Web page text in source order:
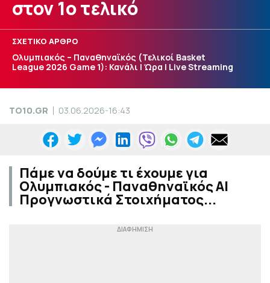
στον 1ο τελικό
ΣΧΕΤΙΚΟ ΑΡΘΡΟ
Ολυμπιακός – Παναθηναϊκός (Τελικοί Basket
League 2026 Game 1): Κανάλι | Ώρα | Live Streaming
TO10.GR 03.06.2026-16:43
Πάμε να δούμε τι έχουμε για
Ολυμπιακός - Παναθηναϊκός AI
Προγνωστικά Στοιχήματος...